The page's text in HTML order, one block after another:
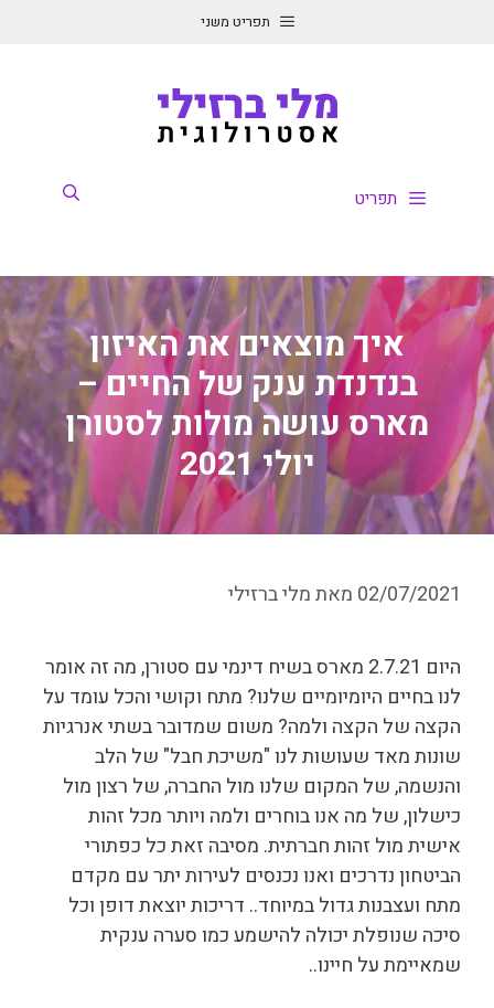
תפריט משני
תפריט
איך מוצאים את האיזון
בנדנדת ענק של החיים –
מארס עושה מולות לסטורן
יולי 2021
02/07/2021 מאתמלי ברזילי
היום 2.7.21 מארס בשיח דינמי עם סטורן, מה זה אומר
לנו בחיים היומיומיים שלנו? מתח וקושי והכל עומד על
הקצה של הקצה ולמה? משום שמדובר בשתי אנרגיות
שונות מאד שעושות לנו "משיכת חבל" של הלב
והנשמה, של המקום שלנו מול החברה, של רצון מול
כישלון, של מה אנו בוחרים ולמה ויותר מכל זהות
אישית מול זהות חברתית. מסיבה זאת כל כפתורי
הביטחון נדרכים ואנו נכנסים לעירות יתר עם מקדם
מתח ועצבנות גדול במיוחד.. דריכות יוצאת דופן וכל
סיכה שנופלת יכולה להישמע כמו סערה ענקית
שמאיימת על חיינו..